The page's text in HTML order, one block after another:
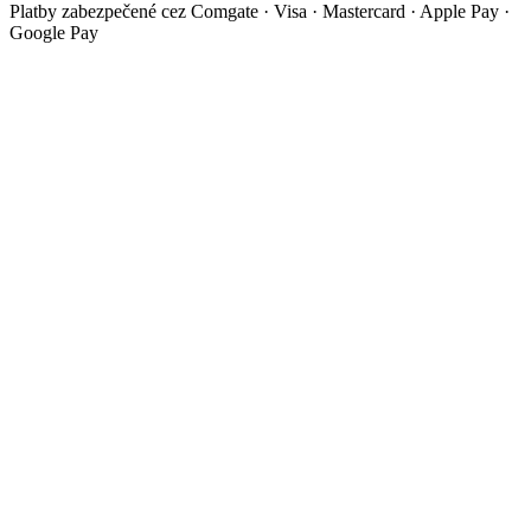
Platby zabezpečené cez Comgate · Visa · Mastercard · Apple Pay ·
Google Pay